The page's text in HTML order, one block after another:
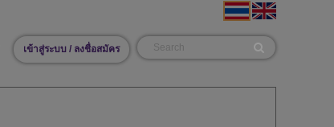
เข้าสู่ระบบ / ลงชื่อสมัคร